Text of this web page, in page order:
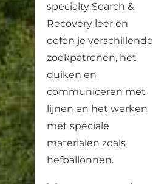
specialty Search &
Recovery leer en
oefen je verschillende
zoekpatronen, het
duiken en
communiceren met
lijnen en het werken
met speciale
materialen zoals
hefballonnen.